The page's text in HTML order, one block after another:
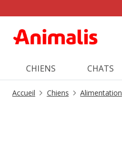
CHIENS CHATS
Accueil Chiens Alimentation